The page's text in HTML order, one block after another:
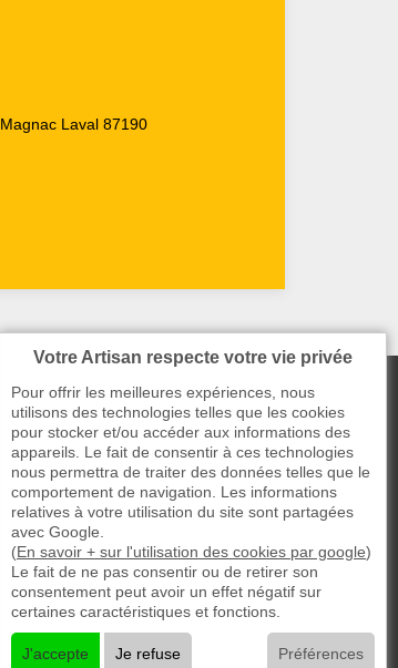
Magnac Laval 87190
Votre Artisan respecte votre vie privée
Pour offrir les meilleures expériences, nous
utilisons des technologies telles que les cookies
pour stocker et/ou accéder aux informations des
appareils. Le fait de consentir à ces technologies
nous permettra de traiter des données telles que le
comportement de navigation. Les informations
relatives à votre utilisation du site sont partagées
avec Google.
(En savoir + sur l'utilisation des cookies par google)
Le fait de ne pas consentir ou de retirer son
consentement peut avoir un effet négatif sur
certaines caractéristiques et fonctions.
J'accepte Je refuse Préférences